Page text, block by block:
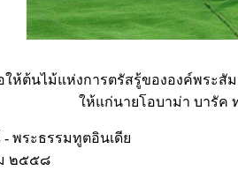
ให้ต้นไม้แห่งการตรัสรู้ขององค์พระสัม
ให้แก่นายโอบาม่า บารัค
พระธรรมทูตอินเดีย
๒๕๕๘